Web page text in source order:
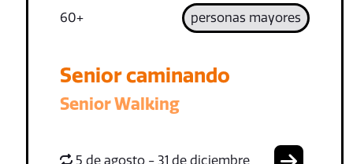
60+ personas mayores
Senior caminando
Senior Walking
5 de agosto - 31 de diciembre